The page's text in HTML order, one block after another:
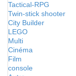
Tactical-RPG
Twin-stick shooter
City Builder
LEGO
Multi
Cinéma
Film
console